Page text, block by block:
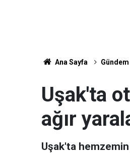
Ana Sayfa Gündem
Uşak'ta
ağır
Uşak'ta